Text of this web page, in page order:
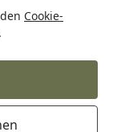
Cookie-